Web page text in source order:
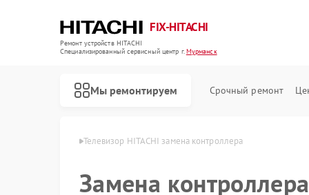
FIX-HITACHI
Ремонт устройств HITACHI
Специализированный cервисный центр г.Мурманск
Мы ремонтируем Срочный ремонт
Телевизор HITACHI замена контроллера
Замена